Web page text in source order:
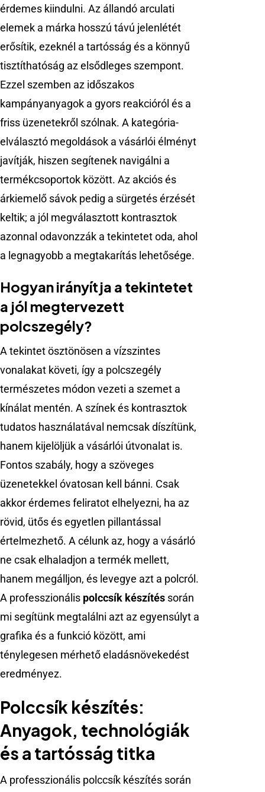
érdemes kiindulni. Az állandó arculati
elemek a márka hosszú távú jelenlétét
erősítik, ezeknél a tartósság és a könnyű
tisztíthatóság az elsődleges szempont.
Ezzel szemben az időszakos
kampányanyagok a gyors reakcióról és a
friss üzenetekről szólnak. A kategória-
elválasztó megoldások a vásárlói élményt
javítják, hiszen segítenek navigálni a
termékcsoportok között. Az akciós és
árkiemelő sávok pedig a sürgetés érzését
keltik; a jól megválasztott kontrasztok
azonnal odavonzzák a tekintetet oda, ahol
a legnagyobb a megtakarítás lehetősége.
Hogyan irányítja a tekintetet
a jól megtervezett
polcszegély?
A tekintet ösztönösen a vízszintes
vonalakat követi, így a polcszegély
természetes módon vezeti a szemet a
kínálat mentén. A színek és kontrasztok
tudatos használatával nemcsak díszítünk,
hanem kijelöljük a vásárlói útvonalat is.
Fontos szabály, hogy a szöveges
üzenetekkel óvatosan kell bánni. Csak
akkor érdemes feliratot elhelyezni, ha az
rövid, ütős és egyetlen pillantással
értelmezhető. A célunk az, hogy a vásárló
ne csak elhaladjon a termék mellett,
hanem megálljon, és levegye azt a polcról.
A professzionális polccsík készítés során
mi segítünk megtalálni azt az egyensúlyt a
grafika és a funkció között, ami
ténylegesen mérhető eladásnövekedést
eredményez.
Polccsík készítés:
Anyagok, technológiák
és a tartósság titka
A professzionális polccsík készítés során